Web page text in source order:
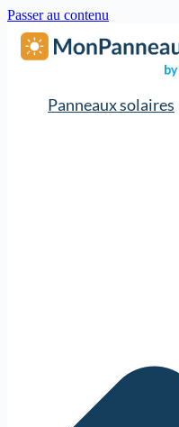
Passer au contenu
Panneaux solaires